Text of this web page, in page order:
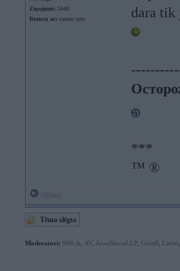
Ziņojumi: 3448
Braucu ar: canam xmr
dara tik
***
™ ®
Tēma slēgta
Moderatori: 968-jk AV AiwaShuraLLP, GirtzB Lafter